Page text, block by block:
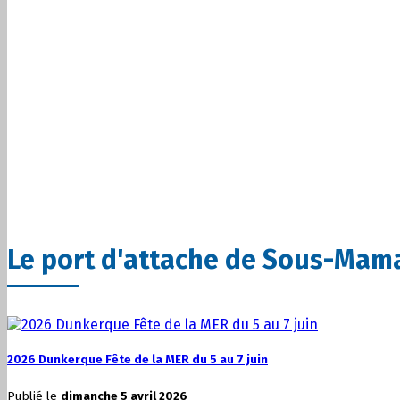
Le port d'attache de Sous-
2026 Dunkerque Fête de la MER du 5 au 7 juin
Publié le dimanche 5 avril 2026